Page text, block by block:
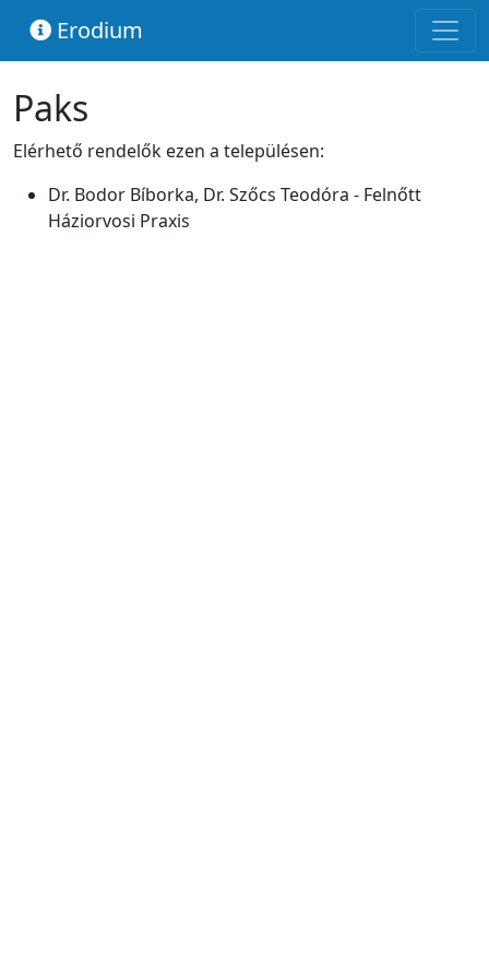
Erodium
Paks
Elérhető rendelők ezen a településen:
Dr. Bodor Bíborka, Dr. Szőcs Teodóra - Felnőtt
Háziorvosi Praxis